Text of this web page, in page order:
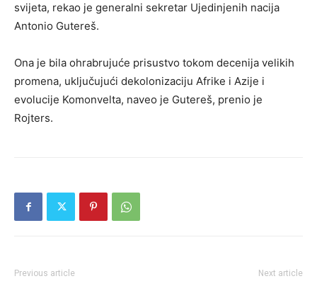
svijeta, rekao je generalni sekretar Ujedinjenih nacija
Antonio Gutereš.
Ona je bila ohrabrujuće prisustvo tokom decenija velikih
promena, uključujući dekolonizaciju Afrike i Azije i
evolucije Komonvelta, naveo je Gutereš, prenio je
Rojters.
Previous article Next article